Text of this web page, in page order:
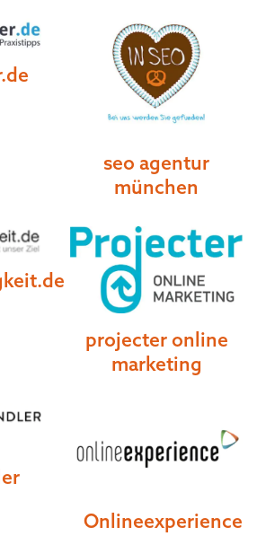
seo agentur
münchen
projecter online
marketing
Onlineexperience